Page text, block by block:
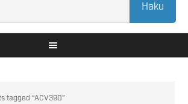
Haku
tagged “ACV390”